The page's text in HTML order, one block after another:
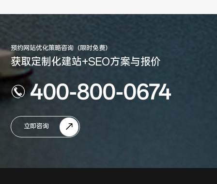
预约网站优化策略咨询（限时免费）
获取定制化建站+SEO方案与报价
400-800-0674
立即咨询